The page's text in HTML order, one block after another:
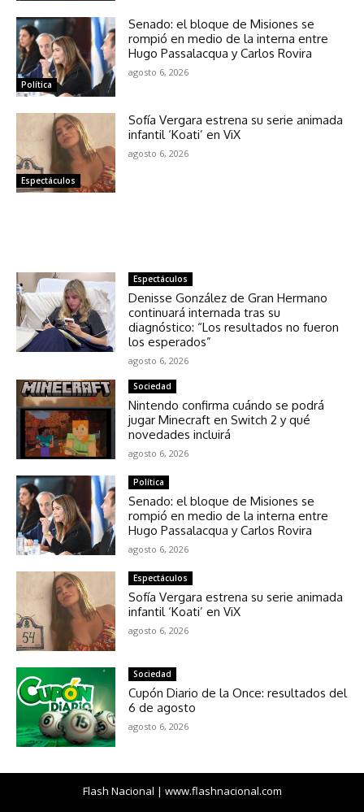
Política
Senado: el bloque de Misiones se
rompió en medio de la interna entre
Hugo Passalacqua y Carlos Rovira
agosto 6, 2026
Espectáculos
Sofía Vergara estrena su serie animada
infantil ‘Koati’ en ViX
agosto 6, 2026
Espectáculos
Denisse González de Gran Hermano
continuará internada tras su
diagnóstico: “Los resultados no fueron
los esperados”
agosto 6, 2026
Sociedad
Nintendo confirma cuándo se podrá
jugar Minecraft en Switch 2 y qué
novedades incluirá
agosto 6, 2026
Política
Senado: el bloque de Misiones se
rompió en medio de la interna entre
Hugo Passalacqua y Carlos Rovira
agosto 6, 2026
Espectáculos
Sofía Vergara estrena su serie animada
infantil ‘Koati’ en ViX
agosto 6, 2026
Sociedad
Cupón Diario de la Once: resultados del
6 de agosto
agosto 6, 2026
Flash Nacional | www.flashnacional.com